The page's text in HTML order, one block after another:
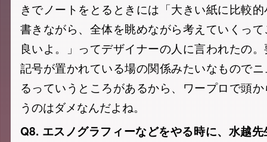
きでノートをとるときには「大きい紙に比較
書きながら、全体を眺めながら考えていくっ
良いよ。」ってデザイナーの人に言われたの
記号が置かれている場の関係みたいなもので
るっていうところがあるから、ワープロで頭
うのはダメなんだよね。
Q8. エスノグラフィーなどをやる時に、水越